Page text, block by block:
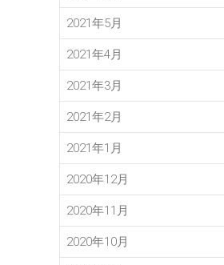
2021年5月
2021年4月
2021年3月
2021年2月
2021年1月
2020年12月
2020年11月
2020年10月